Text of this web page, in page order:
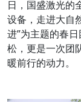
日，国盛激光的
设备，走进大自
进”为主题的春
松，更是一次团
暖前行的动力。